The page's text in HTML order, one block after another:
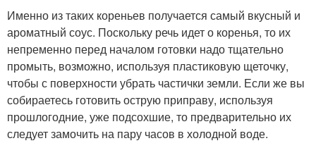
Именно из таких кореньев получается самый вкусный и
ароматный соус. Поскольку речь идет о коренья, то их
непременно перед началом готовки надо тщательно
промыть, возможно, используя пластиковую щеточку,
чтобы с поверхности убрать частички земли. Если же вы
собираетесь готовить острую приправу, используя
прошлогодние, уже подсохшие, то предварительно их
следует замочить на пару часов в холодной воде.